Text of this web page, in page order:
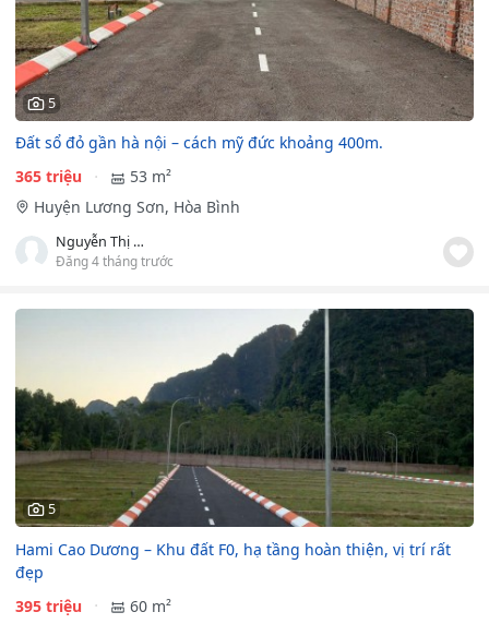
5
Đất sổ đỏ gần hà nội – cách mỹ đức khoảng 400m.
365 triệu
53 m²
Huyện Lương Sơn, Hòa Bình
Nguyễn Thị Minh Tâm
Đăng 4 tháng trước
5
Hami Cao Dương – Khu đất F0, hạ tầng hoàn thiện, vị trí rất
đẹp
395 triệu
60 m²